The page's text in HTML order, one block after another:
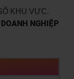
KHU VỰC.
NGHIỆP